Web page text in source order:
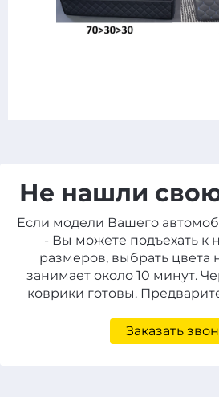
Не нашли
Если модели Вашего
- Вы можете подъехать к
размеров, выбрать цвета
занимает около 10 минут.
коврики готовы.
Заказать